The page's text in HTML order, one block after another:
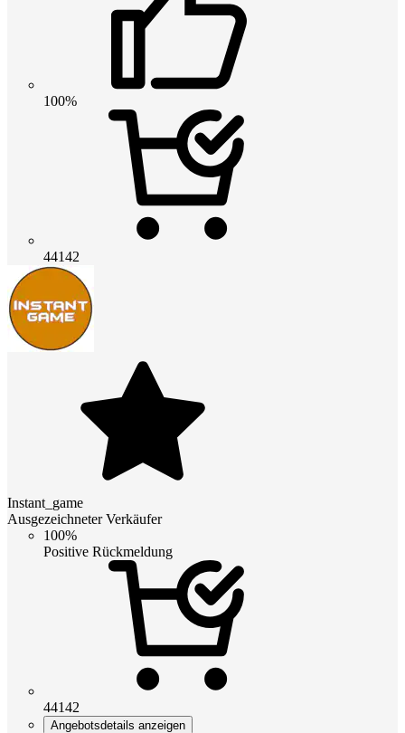
100%
44142
Instant_game
Ausgezeichneter Verkäufer
100%
Positive Rückmeldung
44142
Angebotsdetails anzeigen